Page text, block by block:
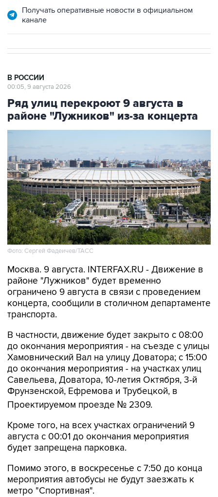
Получать оперативные новости в официальном
канале
В РОССИИ
00:05, 9 августа 2026
Ряд улиц перекроют 9 августа в
районе "Лужников" из-за концерта
Фото: Сергей Фадеичев/ТАСС
Москва. 9 августа. INTERFAX.RU - Движение в
районе "Лужников" будет временно
ограничено 9 августа в связи с проведением
концерта, сообщили в столичном департаменте
транспорта.
В частности, движение будет закрыто с 08:00
до окончания мероприятия - на съезде с улицы
Хамовнический Вал на улицу Доватора; с 15:00
до окончания мероприятия - на участках улиц
Савельева, Доватора, 10-летия Октября, 3-й
Фрунзенской, Ефремова и Трубецкой, в
Проектируемом проезде № 2309.
Кроме того, на всех участках ограничений 9
августа с 00:01 до окончания мероприятия
будет запрещена парковка.
Помимо этого, в воскресенье с 7:50 до конца
мероприятия автобусы не будут заезжать к
метро "Спортивная".